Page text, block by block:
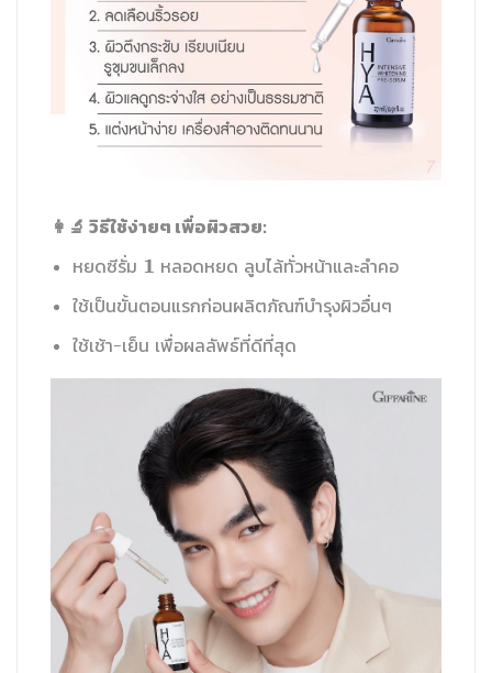
👩‍🔬 วิธีใช้ง่ายๆ เพื่อผิวสวย:
หยดซีรั่ม 1 หลอดหยด ลูบไล้ทั่วหน้าและลำคอ
ใช้เป็นขั้นตอนแรกก่อนผลิตภัณฑ์บำรุงผิวอื่นๆ
ใช้เช้า-เย็น เพื่อผลลัพธ์ที่ดีที่สุด